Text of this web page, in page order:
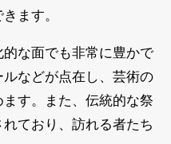
ます。
な面でも非常に豊かで
などが点在し、芸術の
す。また、伝統的な祭
ており、訪れる者たち